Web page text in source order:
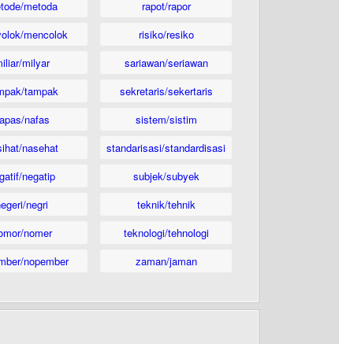
metoda
mencolok
milyar
tampak
nafas
nasehat
negatip
negri
nomer
nopember
rapot/rapor
risiko/resiko
sariawan/seriawan
sekretaris/sekertaris
sistem/sistim
standarisasi/standardisasi
subjek/subyek
teknik/tehnik
teknologi/tehnologi
zaman/jaman